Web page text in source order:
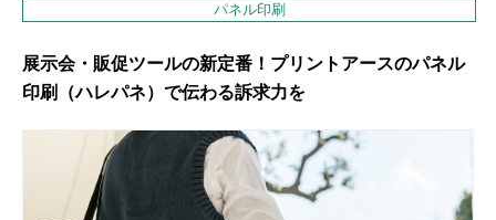
パネル印刷
展示会・販促ツールの新定番！プリントアースのパネル
印刷（ハレパネ）で伝わる訴求力を